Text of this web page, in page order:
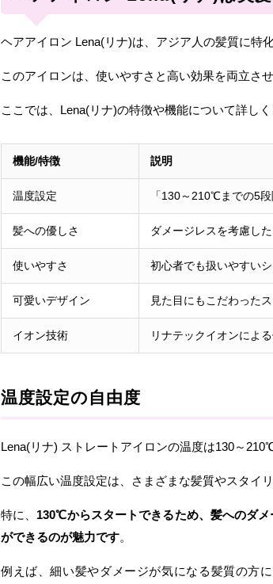
ヘアアイロン Lena(リナ)は、アジア人の髪質に特
このアイロンは、使いやすさと高い効果を両立さ
ここでは、Lena(リナ)の特徴や機能について詳しく
機能/特徴 説明
温度設定 「130～210℃までの5
髪への優しさ ダメージレスを考慮し
使いやすさ 初心者でも扱いやすい
可愛いデザイン 見た目にもこだわった
イオン技術 リナテックイオンによ
温度設定の自由度
Lena(リナ) ストレートアイロンの温度は130～
この幅広い温度設定は、さまざまな髪質やスタイ
特に、 130℃からスタートできるため、髪へのダ
ができるのが魅力です。
例えば、細い髪やダメージが気になる髪質の方